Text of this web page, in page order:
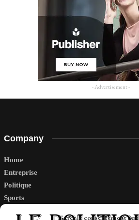
Gérer le consentement aux
- Advertisement -
Company
Home
Entreprise
Politique
Sports